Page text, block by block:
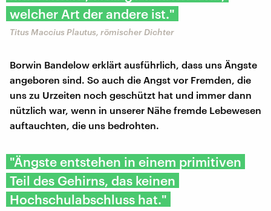
welcher Art der andere ist."
Titus Maccius Plautus, römischer Dichter
Borwin Bandelow erklärt ausführlich, dass uns Ängste
angeboren sind. So auch die Angst vor Fremden, die
uns zu Urzeiten noch geschützt hat und immer dann
nützlich war, wenn in unserer Nähe fremde Lebewesen
auftauchten, die uns bedrohten.
"Ängste entstehen in einem primitiven
Teil des Gehirns, das keinen
Hochschulabschluss hat."